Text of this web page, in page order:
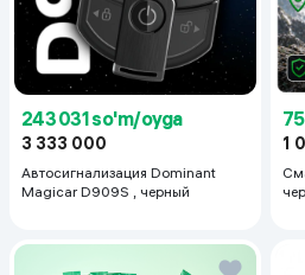
243 031 so'm/oyga
3 333 000
Автосигнализация Dominant
Magicar D909S , черный
1